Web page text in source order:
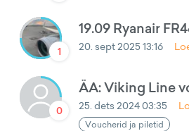
1
19.09 Ryanair
20. sept 2025 13:16
0
ÄA: Viking Line
25. dets 2024 03:35
Voucherid ja piletid